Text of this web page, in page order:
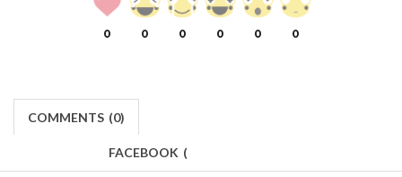
0 0 0 0 0 0
COMMENTS (0)
FACEBOOK (